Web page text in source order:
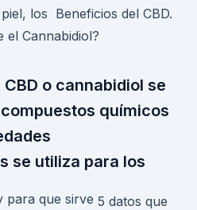
los Beneficios del CBD.
el Cannabidiol?
o cannabidiol se
químicos
se utiliza para los
5 datos que